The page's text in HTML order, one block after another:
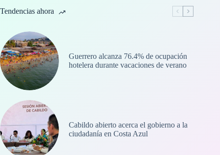
Tendencias ahora
Guerrero alcanza 76.4% de ocupación
hotelera durante vacaciones de verano
Cabildo abierto acerca el gobierno a la
ciudadanía en Costa Azul